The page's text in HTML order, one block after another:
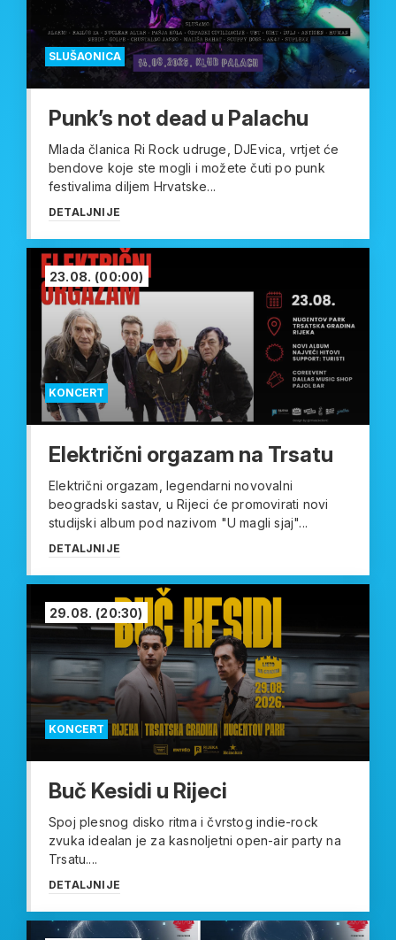
SLUŠAONICA
Punk’s not dead u Palachu
Mlada članica Ri Rock udruge, DJEvica, vrtjet će
bendove koje ste mogli i možete čuti po punk
festivalima diljem Hrvatske...
DETALJNIJE
KONCERT
23.08. (00:00)
Električni orgazam na Trsatu
Električni orgazam, legendarni novovalni
beogradski sastav, u Rijeci će promovirati novi
studijski album pod nazivom "U magli sjaj"...
DETALJNIJE
KONCERT
29.08. (20:30)
Buč Kesidi u Rijeci
Spoj plesnog disko ritma i čvrstog indie-rock
zvuka idealan je za kasnoljetni open-air party na
Trsatu....
DETALJNIJE